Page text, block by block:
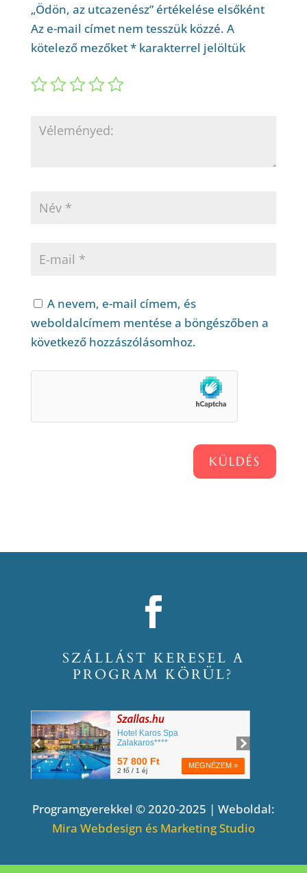
„Ödön, az utcazenész” értékelése elsőként
Az e-mail címet nem tesszük közzé. A
kötelező mezőket*karakterrel jelöltük
A nevem, e-mail címem, és
weboldalcímem mentése a böngészőben a
következő hozzászólásomhoz.
KÜLDÉS
SZÁLLÁST KERESEL A
PROGRAM KÖRÜL?
Programgyerekkel © 2020-2025 | Weboldal:
Mira Webdesign és Marketing Studio